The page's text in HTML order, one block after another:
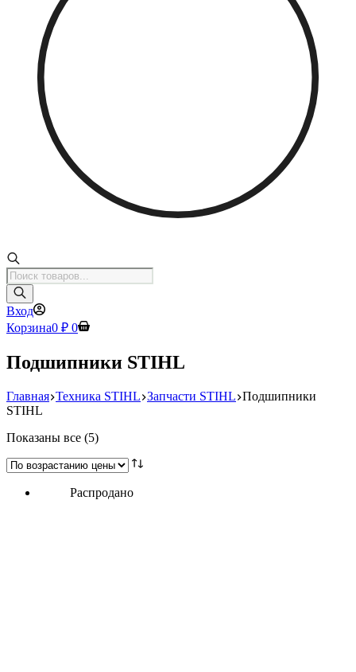
Поиск
товаров
Вход
Корзина0 ₽ 0
Подшипники STIHL
Главная Техника STIHL Запчасти STIHL Подшипники
STIHL
Показаны все (5)Цены:
возрастанию
Распродано